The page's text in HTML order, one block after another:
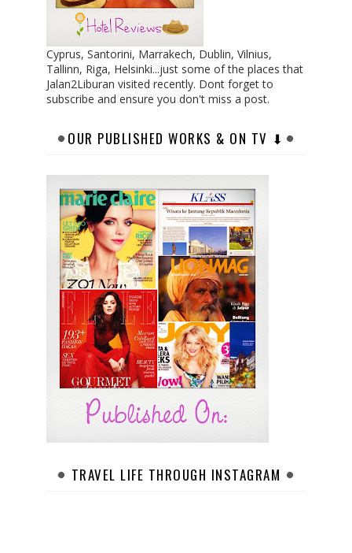
Cyprus, Santorini, Marrakech, Dublin, Vilnius,
Tallinn, Riga, Helsinki...just some of the places that
Jalan2Liburan visited recently. Dont forget to
subscribe and ensure you don't miss a post.
OUR PUBLISHED WORKS & ON TV ⬇︎
TRAVEL LIFE THROUGH INSTAGRAM